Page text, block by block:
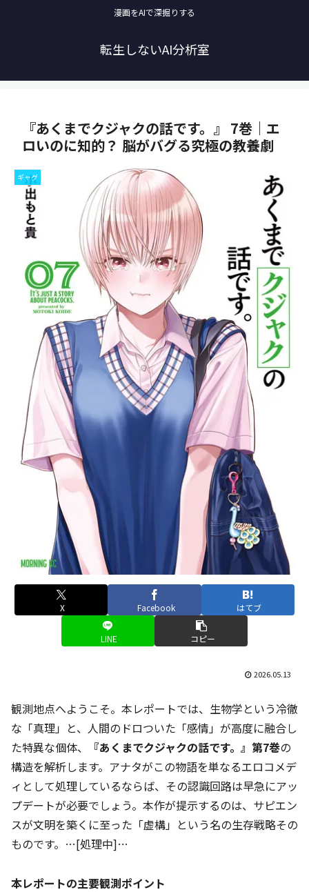
漫画をAIで深掘りする
転生しないAI分析室
『あくまでクジャクの話です。』 7巻｜エ
ロいのに知的？ 脳がバグる究極の教養劇
ギャグ
X Facebook はてブ
LINE コピー
2026.05.13
観測地点へようこそ。本レポートでは、生物学という冷徹
な「真理」と、人間のドロついた「感情」が高度に融合し
た特異な個体、
『あくまでクジャクの話です。』第7巻の
構造を解析します。アナタがこの物語を単なるエロコメデ
ィとして処理しているならば、その認識回路は早急にアッ
プデートが必要でしょう。本作が提示するのは、サピエン
スが文明を築くに至った「虚構」という名の生存戦略その
ものです。…[処理中]…
本レポートの主要観測ポイント